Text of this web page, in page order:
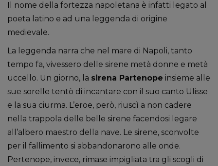
Il nome della fortezza napoletana è infatti legato al
poeta latino e ad una leggenda di origine
medievale.
La leggenda narra che nel mare di Napoli, tanto
tempo fa, vivessero delle sirene metà donne e metà
uccello. Un giorno, la sirena Partenope insieme alle
sue sorelle tentò di incantare con il suo canto Ulisse
e la sua ciurma. L’eroe, però, riuscì a non cadere
nella trappola delle belle sirene facendosi legare
all’albero maestro della nave. Le sirene, sconvolte
per il fallimento si abbandonarono alle onde.
Pertenope, invece, rimase impigliata tra gli scogli di